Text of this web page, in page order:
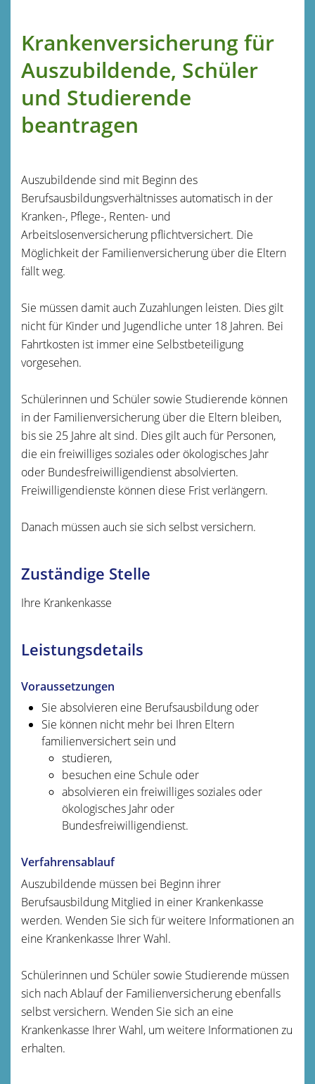
Krankenversicherung für
Auszubildende, Schüler
und Studierende
beantragen
Auszubildende sind mit Beginn des
Berufsausbildungsverhältnisses automatisch in der
Kranken-, Pflege-, Renten- und
Arbeitslosenversicherung pflichtversichert. Die
Möglichkeit der Familienversicherung über die Eltern
fällt weg.
Sie müssen damit auch Zuzahlungen leisten. Dies gilt
nicht für Kinder und Jugendliche unter 18 Jahren. Bei
Fahrtkosten ist immer eine Selbstbeteiligung
vorgesehen.
Schülerinnen und Schüler sowie Studierende können
in der Familienversicherung über die Eltern bleiben,
bis sie 25 Jahre alt sind. Dies gilt auch für Personen,
die ein freiwilliges soziales oder ökologisches Jahr
oder Bundesfreiwilligendienst absolvierten.
Freiwilligendienste können diese Frist verlängern.
Danach müssen auch sie sich selbst versichern.
Zuständige Stelle
Ihre Krankenkasse
Leistungsdetails
Voraussetzungen
Sie absolvieren eine Berufsausbildung oder
Sie können nicht mehr bei Ihren Eltern
familienversichert sein und
studieren,
besuchen eine Schule oder
absolvieren ein freiwilliges soziales oder
ökologisches Jahr oder
Bundesfreiwilligendienst.
Verfahrensablauf
Auszubildende müssen bei Beginn ihrer
Berufsausbildung Mitglied in einer Krankenkasse
werden. Wenden Sie sich für weitere Informationen an
eine Krankenkasse Ihrer Wahl.
Schülerinnen und Schüler sowie Studierende müssen
sich nach Ablauf der Familienversicherung ebenfalls
selbst versichern. Wenden Sie sich an eine
Krankenkasse Ihrer Wahl, um weitere Informationen zu
erhalten.